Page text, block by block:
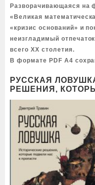
Разворачивающаяся на
«Великая
«кризис оснований» и
неизгладимый
всего XX столетия.
В формате PDF A4
РУССКАЯ
РЕШЕНИЯ,